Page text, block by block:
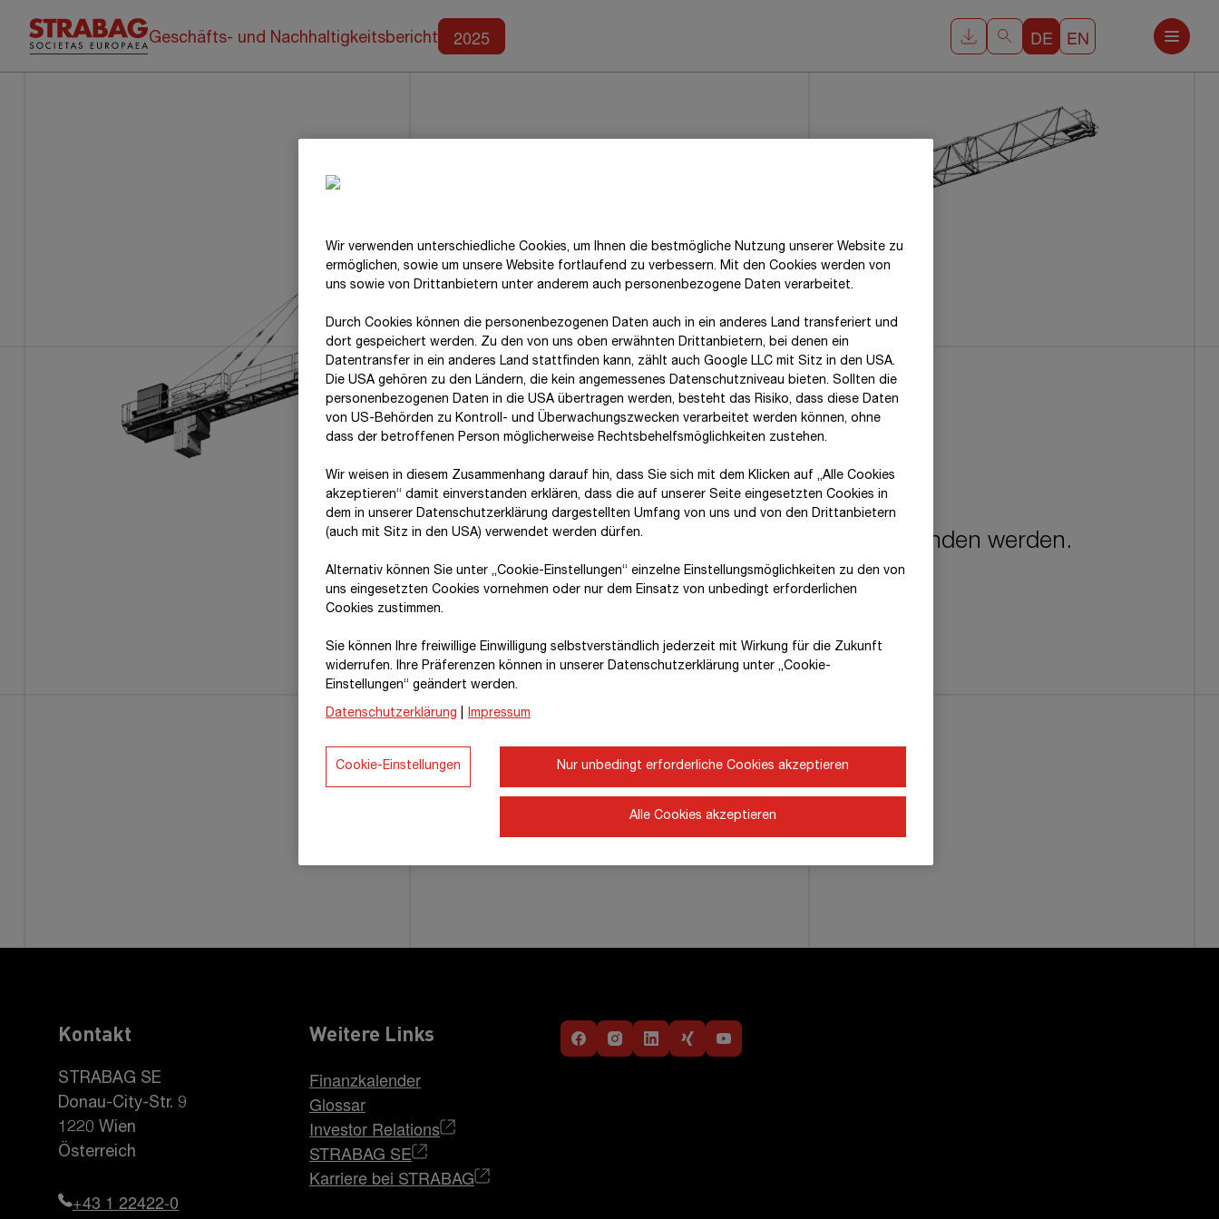
Geschäfts- und Nachhaltigkeitsbericht 2025 DE EN
Leider konnte die angeforderte Seite nicht gefunden werden.
Kontakt
STRABAG SE
Donau-City-Str. 9
1220 Wien
Österreich
+43 1 22422-0
Weitere Links
Finanzkalender
Glossar
Investor Relations
STRABAG SE
Karriere bei STRABAG
Wir verwenden unterschiedliche Cookies, um Ihnen die best­mögliche Nutzung unserer Website zu
ermöglichen, sowie um unsere Website fortlaufend zu verbessern. Mit den Cookies werden von
uns sowie von Drittanbietern unter anderem auch personenbezogene Daten verarbeitet.
Durch Cookies können die personenbezogenen Daten auch in ein anderes Land transferiert und
dort gespeichert werden. Zu den von uns oben erwähnten Drittanbietern, bei denen ein
Datentransfer in ein anderes Land stattfinden kann, zählt auch Google LLC mit Sitz in den USA.
Die USA gehören zu den Ländern, die kein angemessenes Datenschutzniveau bieten. Sollten die
personenbezogenen Daten in die USA übertragen werden, besteht das Risiko, dass diese Daten
von US-Behörden zu Kontroll- und Überwachungszwecken verarbeitet werden können, ohne
dass der betroffenen Person möglicherweise Rechtsbehelfsmöglichkeiten zustehen.
Wir weisen in diesem Zusammenhang darauf hin, dass Sie sich mit dem Klicken auf „Alle Cookies
akzeptieren“ damit ein­ver­standen erklären, dass die auf unserer Seite eingesetzten Cookies in
dem in unserer Datenschutzerklärung dargestellten Umfang von uns und von den Drittanbietern
(auch mit Sitz in den USA) verwendet werden dürfen.
Alternativ können Sie unter „Cookie-Einstellungen“ einzelne Einstellungsmöglichkeiten zu den von
uns eingesetzten Cookies vornehmen oder nur dem Einsatz von unbedingt erforderlichen
Cookies zustimmen.
Sie können Ihre freiwillige Einwilligung selbstverständlich jederzeit mit Wirkung für die Zukunft
widerrufen. Ihre Prä­fe­renzen können in unserer Datenschutzerklärung unter „Cookie-
Einstellungen“ geändert werden.
Datenschutzerklärung Impressum
Nur unbedingt erforderliche Cookies akzeptieren
Alle Cookies akzeptieren
Cookie-Einstellungen